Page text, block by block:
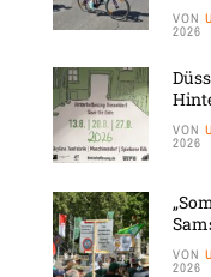
VON
2026
VON
2026
VON
2026